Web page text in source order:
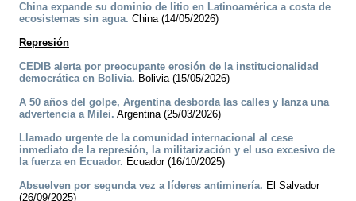
China expande su dominio de litio en Latinoamérica a costa de
ecosistemas sin agua. China (14/05/2026)
Represión
CEDIB alerta por preocupante erosión de la institucionalidad
democrática en Bolivia. Bolivia (15/05/2026)
A 50 años del golpe, Argentina desborda las calles y lanza una
advertencia a Milei. Argentina (25/03/2026)
Llamado urgente de la comunidad internacional al cese
inmediato de la represión, la militarización y el uso excesivo de
la fuerza en Ecuador. Ecuador (16/10/2025)
Absuelven por segunda vez a líderes antiminería. El Salvador
(26/09/2025)